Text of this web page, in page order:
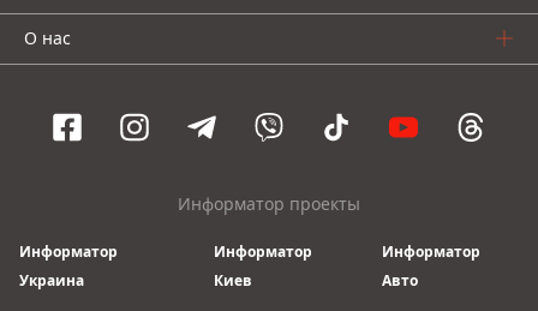
О нас
Информатор проекты
Информатор
Украина
Информатор
Киев
Информатор
Авто